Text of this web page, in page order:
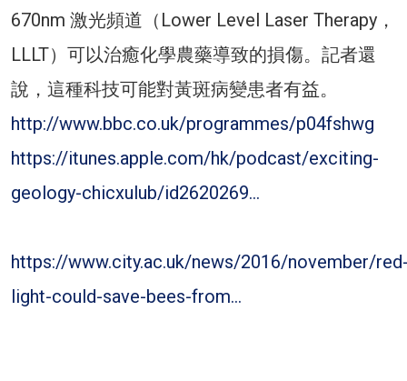
670nm 激光頻道（Lower Level Laser Therapy，
LLLT）可以治癒化學農藥導致的損傷。記者還
說，這種科技可能對黃斑病變患者有益。
http://www.bbc.co.uk/programmes/p04fshwg
https://itunes.apple.com/hk/podcast/exciting-
geology-chicxulub/id2620269…
https://www.city.ac.uk/news/2016/november/
light-could-save-bees-from…